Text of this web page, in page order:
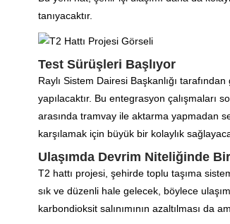
tanıyacaktır.
Test Sürüşleri Başlıyor
Raylı Sistem Dairesi Başkanlığı
yapılacaktır. Bu entegrasyon çalışmaları
arasında tramvay ile aktarma yapmadan
karşılamak için büyük bir kolaylık
Ulaşımda Devrim Niteliğinde Bir
T2 hattı projesi, şehirde toplu taşıma
sık ve düzenli hale gelecek, böylece
karbondioksit salınımının azaltılması da